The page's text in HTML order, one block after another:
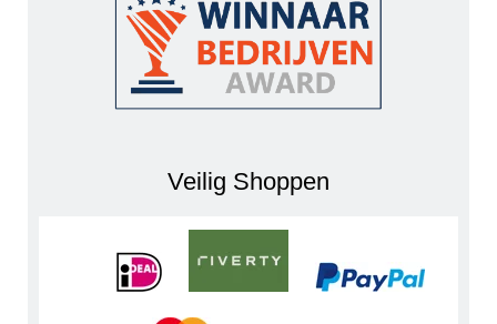
Veilig Shoppen